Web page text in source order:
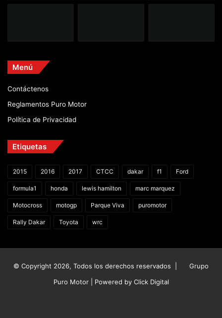
Menú
Contáctenos
Reglamentos Puro Motor
Política de Privacidad
Etiquetas
2015 2016 2017 CTCC dakar f1 Ford
formula1 honda lewis hamilton marc marquez
Motocross motogp Parque Viva puromotor
Rally Dakar Toyota wrc
© Copyright 2026, Todos los derechos reservados |
Grupo
Puro Motor | Powered by Click Digital